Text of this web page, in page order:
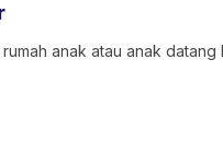
anak atau anak